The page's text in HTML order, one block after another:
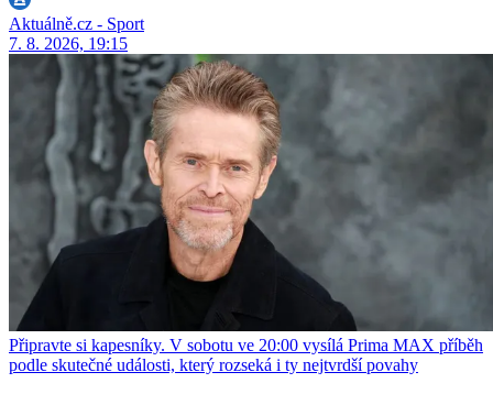
Aktuálně.cz - Sport
7. 8. 2026, 19:15
Připravte si kapesníky. V sobotu ve 20:00 vysílá Prima MAX příběh
podle skutečné události, který rozseká i ty nejtvrdší povahy